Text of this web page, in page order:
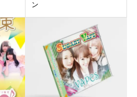
ン